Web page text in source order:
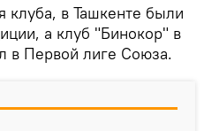
клуба, в Ташкенте были
а клуб "Бинокор" в
в Первой лиге Союза.